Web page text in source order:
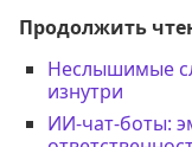
Продолжить
Неслышимые
изнутри
ИИ-чат-боты: